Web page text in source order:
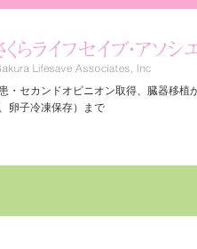
・セカンドオピニオン取得、臓器移
卵子冷凍保存）まで